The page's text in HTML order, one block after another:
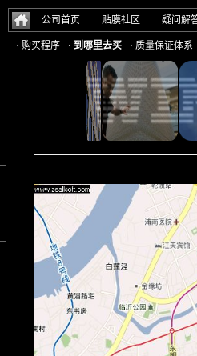
公司首页 贴膜社区 疑问解
· 购买程序 · 到哪里去买 · 质量保证体系